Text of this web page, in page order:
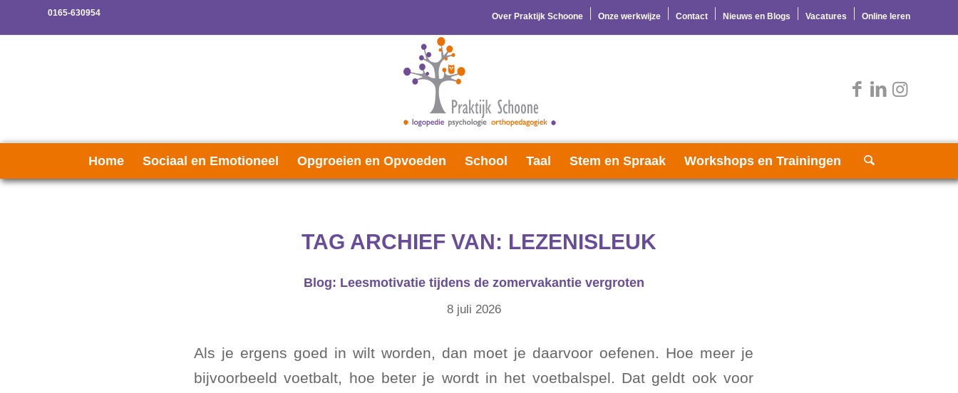
Over Praktijk Schoone Onze werkwijze Contact Nieuws en Blogs Vacatures Online leren
0165-630954
Home Sociaal en Emotioneel Opgroeien en Opvoeden School Taal Stem en Spraak Workshops en Trainingen
TAG ARCHIEF VAN: LEZENISLEUK
Blog: Leesmotivatie tijdens de zomervakantie vergroten
8 juli 2026
Als je ergens goed in wilt worden, dan moet je daarvoor oefenen. Hoe meer je
bijvoorbeeld voetbalt, hoe beter je wordt in het voetbalspel. Dat geldt ook voor